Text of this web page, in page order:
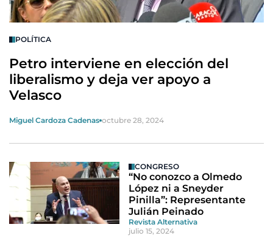
POLÍTICA
Petro interviene en elección del
liberalismo y deja ver apoyo a
Velasco
Miguel Cardoza Cadenas octubre 28, 2024
CONGRESO
“No conozco a Olmedo
López ni a Sneyder
Pinilla”: Representante
Julián Peinado
Revista Alternativa
julio 15, 2024